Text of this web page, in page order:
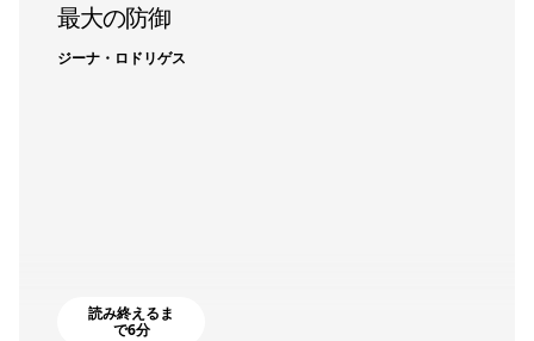
最大の防御
ジーナ・ロドリゲス
読み終えるま
で6分